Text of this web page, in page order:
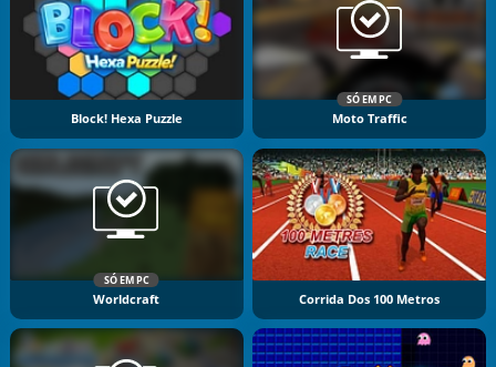
Block! Hexa Puzzle
SÓ EM PC
Moto Traffic
SÓ EM PC
Worldcraft Corrida Dos 100 Metros